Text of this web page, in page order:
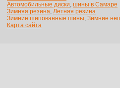
Автомобильные диски, шины в Самаре
Зимняя резина, Летняя резина
Зимние шипованные шины, Зимние
Карта сайта